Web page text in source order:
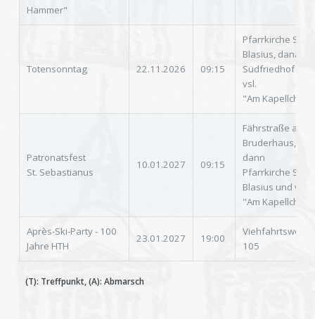
Hammer"
Totensonntag 22.11.2026 09:15
Pfarrkirche St.
Blasius, danach
Südfriedhof und
vsl.
"Am Kapellchen"
Patronatsfest
St. Sebastianus
10.01.2027 09:15
Fährstraße am
Bruderhaus,
dann
Pfarrkirche St.
Blasius und vsl.
"Am Kapellchen"
Après-Ski-Party - 100
Jahre HTH
23.01.2027 19:00
Viehfahrtsweg
105
(T): Treffpunkt, (A): Abmarsch